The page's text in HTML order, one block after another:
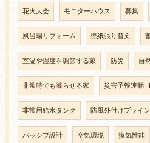
花火大会 モニターハウス 募集
風呂場リフォーム 壁紙張り替え
室温や湿度を調節する家 防災 自
非常時でも暮らせる家 災害予報連動
非常用給水タンク 防風外付けブライ
パッシブ設計 空気環境 換気性能